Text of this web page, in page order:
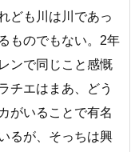
ども川は川であっ
ものでもない。2年
ンで同じこと感慨
チエはまあ、どう
がいることで有名
るが、そっちは興